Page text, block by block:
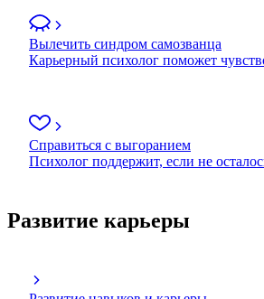
Вылечить синдром самозванца
Карьерный психолог поможет
Справиться с выгоранием
Психолог поддержит, если не
Развитие карьеры